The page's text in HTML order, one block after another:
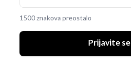
1500 znakova preostalo
Prijavite se